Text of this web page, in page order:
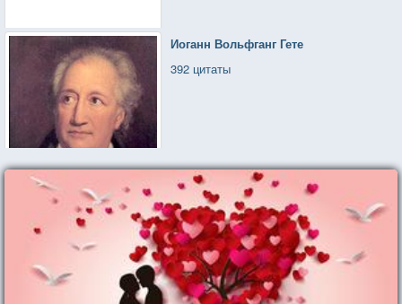
Иоганн Вольфганг Гете
392 цитаты